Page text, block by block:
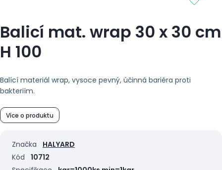
Balicí mat. wrap 30 x 30 cm
H 100
Balící materiál wrap, vysoce pevný, účinná bariéra proti
bakteriím.
Více o produktu
Značka
HALYARD
Kód
10712